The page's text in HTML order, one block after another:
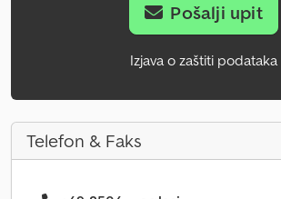
Pošalji upit
Izjava o zaštiti podataka
Telefon & Faks